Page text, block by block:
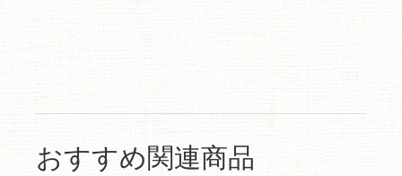
おすすめ関連商品